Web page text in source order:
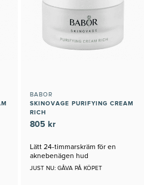
BABOR
SKINOVAGE PURIFYING CREAM
RICH
805 kr
Lätt 24-timmarskräm för en
aknebenägen hud
JUST NU: GÅVA PÅ KÖPET